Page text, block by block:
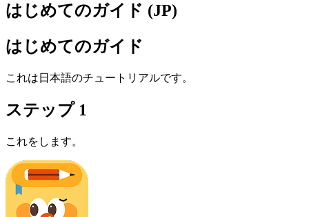
はじめてのガイド (JP)
はじめてのガイド
これは日本語のチュートリアルです。
ステップ 1
これをします。